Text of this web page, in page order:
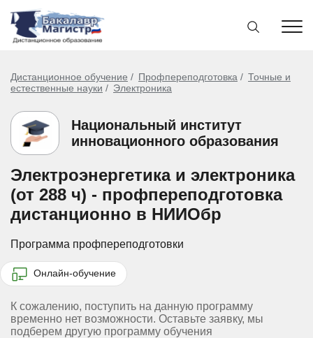
Дистанционное обучение Профпереподготовка
Точные и
естественные науки
Электроника
Национальный институт
инновационного образования
Электроэнергетика и электроника
(от 288 ч) - профпереподготовка
дистанционно в НИИОбр
Программа профпереподготовки
Онлайн-обучение
К сожалению, поступить на данную программу
временно нет возможности. Оставьте заявку, мы
подберем другую программу обучения